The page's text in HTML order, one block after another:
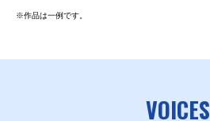
※作品は一例です。
VOICES